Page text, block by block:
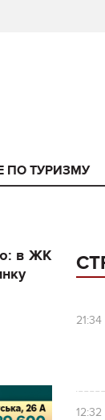
ПО ТУРИЗМУ
в ЖК
21:34
12:32